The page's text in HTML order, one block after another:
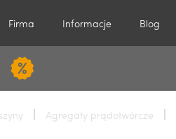
Firma Informacje Blog
Agregaty prądotwórcze